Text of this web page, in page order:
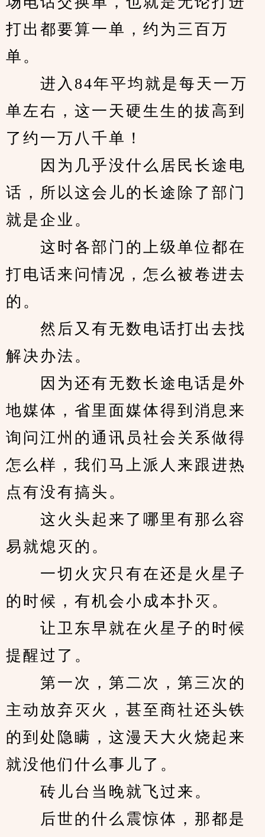
打出都要算一单，约为三百万
单。
进入84年平均就是每天一万
单左右，这一天硬生生的拔高到
了约一万八千单！
因为几乎没什么居民长途电
话，所以这会儿的长途除了部门
就是企业。
这时各部门的上级单位都在
打电话来问情况，怎么被卷进去
的。
然后又有无数电话打出去找
解决办法。
因为还有无数长途电话是外
地媒体，省里面媒体得到消息来
询问江州的通讯员社会关系做得
怎么样，我们马上派人来跟进热
点有没有搞头。
这火头起来了哪里有那么容
易就熄灭的。
一切火灾只有在还是火星子
的时候，有机会小成本扑灭。
让卫东早就在火星子的时候
提醒过了。
第一次，第二次，第三次的
主动放弃灭火，甚至商社还头铁
的到处隐瞒，这漫天大火烧起来
就没他们什么事儿了。
砖儿台当晚就飞过来。
后世的什么震惊体，那都是